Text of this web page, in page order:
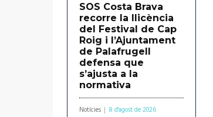
SOS Costa Brava
recorre la llicència
del Festival de Cap
Roig i l’Ajuntament
de Palafrugell
defensa que
s’ajusta a la
normativa
Notícies 8 d'agost de 2026